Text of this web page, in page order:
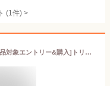
(1件) >
[ポイント5倍！7/11(土)1時59分まで全品対象エントリー&購入]トリゼンフーズ 博多華味鳥 キムチ鍋スープ 600g×12袋入｜ 送料無料 調味料 鍋つゆ 鍋スープ 鍋の素 鍋のもと スープ つゆ だし キムチ鍋